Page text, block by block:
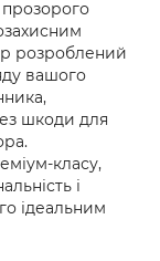
розроблений
вашого
шкоди для
класу,
і
ідеальним